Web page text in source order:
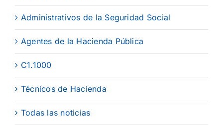
Administrativos de la Seguridad Social
Agentes de la Hacienda Pública
C1.1000
Técnicos de Hacienda
Todas las noticias